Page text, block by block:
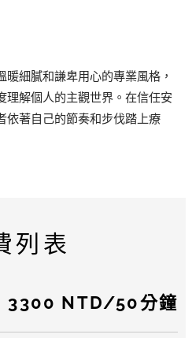
細膩和謙卑用心的專業風格，
理解個人的主觀世界。在信任安
依著自己的節奏和步伐踏上療
列表
3300 NTD/50分鐘